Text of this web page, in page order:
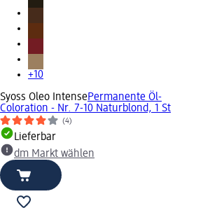
+10
Syoss Oleo IntensePermanente Öl-
Coloration - Nr. 7-10 Naturblond, 1 St
(4)
Lieferbar
dm Markt wählen